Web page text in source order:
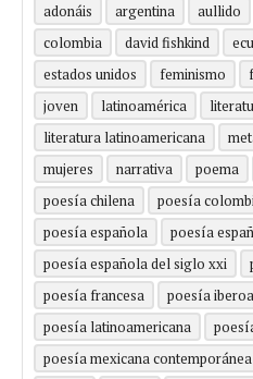
adonáis argentina aullido
colombia
david fishkind
estados unidos
feminismo
joven
latinoamérica
literatura latinoamericana
mujeres
narrativa poema
poesía chilena
poesía
poesía española
poesía
poesía española del siglo xxi
poesía francesa
poesía
poesía latinoamericana
poesía mexicana contemporánea